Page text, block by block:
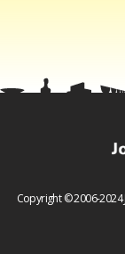
Copyright © 2006-